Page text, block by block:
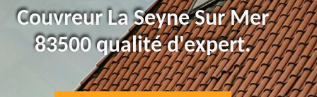
Couvreur La Seyne Sur Mer
83500 qualité d'expert.